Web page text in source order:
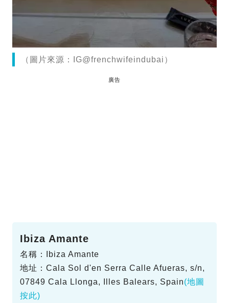
（圖片來源：IG@frenchwifeindubai）
廣告
Ibiza Amante
名稱：Ibiza Amante
地址：Cala Sol d'en Serra Calle Afueras, s/n,
07849 Cala Llonga, Illes Balears, Spain(地圖
按此)